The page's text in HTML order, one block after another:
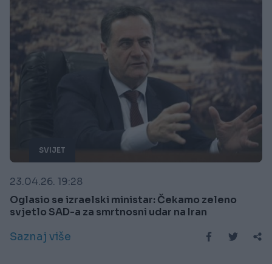
SVIJET
23.04.26. 19:28
Oglasio se izraelski ministar: Čekamo zeleno
svjetlo SAD-a za smrtnosni udar na Iran
Saznaj više